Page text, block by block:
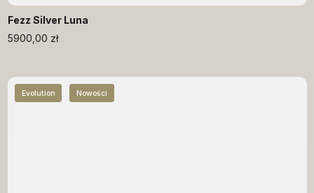
Fezz Silver Luna
5900,00 zł
Evolution Nowości